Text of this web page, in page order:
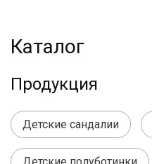
Каталог
Продукция
Детские сандалии